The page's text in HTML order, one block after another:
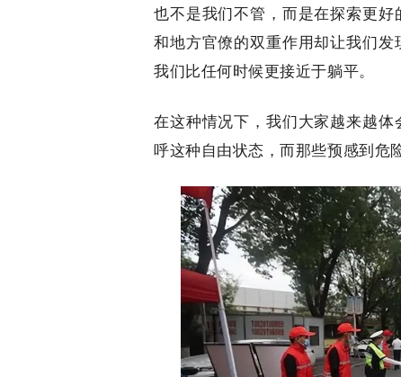
也不是我们不管，而是在探索更
和地方官僚的双重作用却让我们发
我们比任何时候更接近于躺平。
在这种情况下，我们大家越来越
呼这种自由状态，而那些预感到危